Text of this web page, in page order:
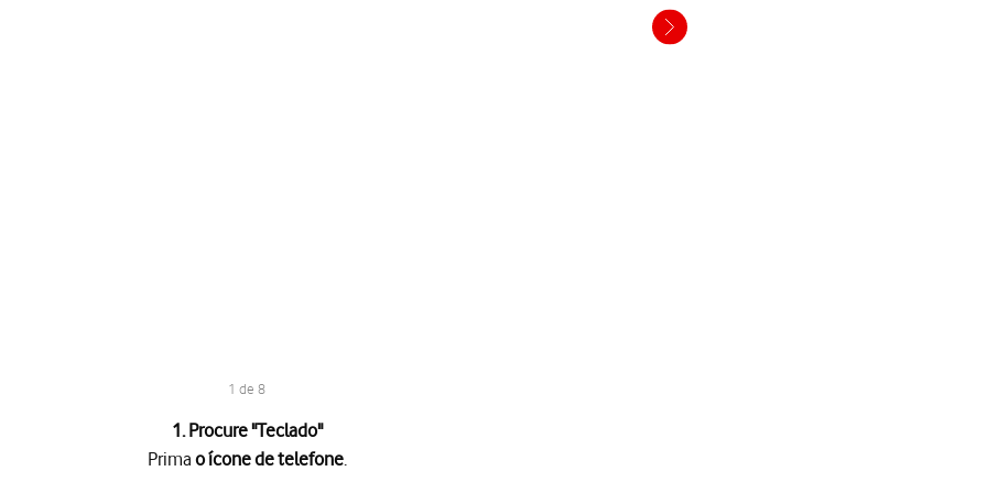
1 de 8
1. Procure "Teclado"
Primao ícone de telefone.